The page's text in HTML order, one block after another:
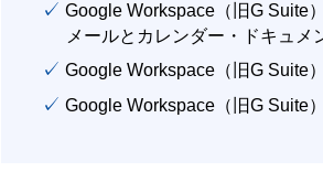
✓ Google Workspace（旧G Suite
メールとカレンダー・ドキュメ
✓ Google Workspace（旧G Suite
✓ Google Workspace（旧G Suite